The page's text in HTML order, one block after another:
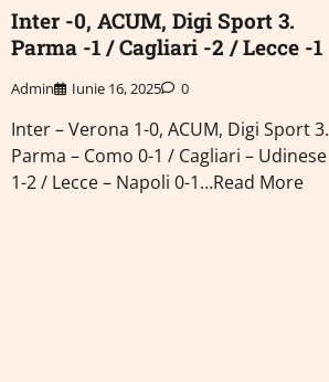
Inter -0, ACUM, Digi Sport 3.
Parma -1 / Cagliari -2 / Lecce -1
Admin Iunie 16, 2025 0
Inter – Verona 1-0, ACUM, Digi Sport 3.
Parma – Como 0-1 / Cagliari – Udinese
1-2 / Lecce – Napoli 0-1…Read More